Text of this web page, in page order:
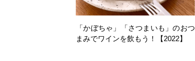
「かぼちゃ」「さつまいも」のおつ
まみでワインを飲もう！【2022】